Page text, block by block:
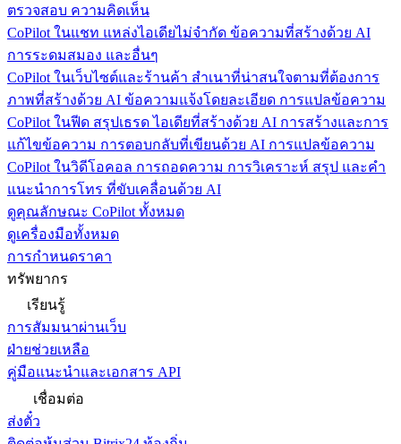
ตรวจสอบ ความคิดเห็น
CoPilot ในแชท แหล่งไอเดียไม่จำกัด ข้อความที่สร้างด้วย AI
การระดมสมอง และอื่นๆ
CoPilot ในเว็บไซต์และร้านค้า สำเนาที่น่าสนใจตามที่ต้องการ
ภาพที่สร้างด้วย AI ข้อความแจ้งโดยละเอียด การแปลข้อความ
CoPilot ในฟีด สรุปเธรด ไอเดียที่สร้างด้วย AI การสร้างและการ
แก้ไขข้อความ การตอบกลับที่เขียนด้วย AI การแปลข้อความ
CoPilot ในวิดีโอคอล การถอดความ การวิเคราะห์ สรุป และคำ
แนะนำการโทร ที่ขับเคลื่อนด้วย AI
ดูคุณลักษณะ CoPilot ทั้งหมด
ดูเครื่องมือทั้งหมด
การกำหนดราคา
ทรัพยากร
เรียนรู้
การสัมมนาผ่านเว็บ
ฝ่ายช่วยเหลือ
คู่มือแนะนำและเอกสาร API
เชื่อมต่อ
ส่งตั๋ว